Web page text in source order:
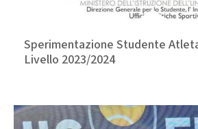
Sperimentazione Studente
Livello 2023/2024